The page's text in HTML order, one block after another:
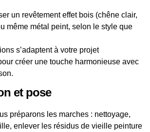
un revêtementeffet bois (chêne clair,
même métal peint, selon le style que
s’adaptent à votre projet
créer une touche harmonieuse avec
.
et pose
préparons les marches : nettoyage,
enlever les résidus de vieille peinture